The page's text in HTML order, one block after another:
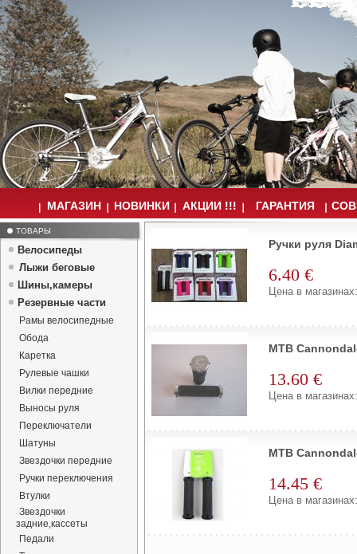
МАГАЗИН НОВИНКИ АКЦИИ !!! ГАРАНТИЯ
ТОВАРЫ
Велосипеды
Лыжи беговые
Шины,камеры
Резервные части
Рамы велосипедные
Обода
Каретка
Рулевые чашки
Вилки передние
Выносы руля
Переключатели
Шатуны
Звездочки передние
Ручки переключения
Втулки
Звездочки
задние,кассеты
Педали
Ручки руля
6.40 €
Цена в
MTB
13.60 €
Цена в
MTB
14.45 €
Цена в